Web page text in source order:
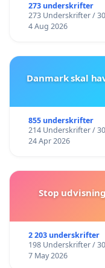
273 underskrifter
273 Underskrifter /
4 Aug 2026
Danmark skal
855 underskrifter
214 Underskrifter /
24 Apr 2026
Stop
2 203 underskrifter
198 Underskrifter /
7 May 2026